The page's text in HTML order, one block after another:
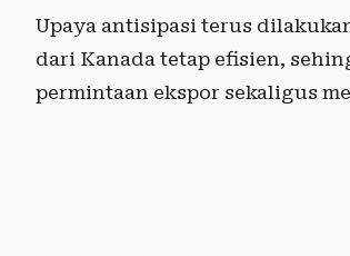
Upaya antisipasi terus
dari Kanada tetap efisien,
permintaan ekspor sekaligus